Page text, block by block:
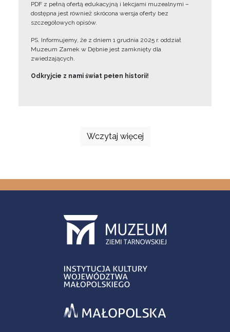
PDF z pełną ofertą edukacyjną i lekcjami muzealnymi –
dostępna jest również skrócona wersja oferty bez
szczegółowych opisów.
PS. Informujemy, że z dniem 1 grudnia 2025 r. oddział
Muzeum Zamek w Dębnie jest zamknięty dla
zwiedzających.
Odkryjcie z nami świat pełen historii!
Wczytaj więcej